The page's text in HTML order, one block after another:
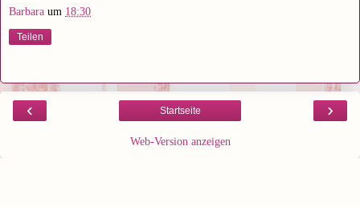
Barbara um 18:30
Teilen
‹ ›
Startseite
Web-Version anzeigen